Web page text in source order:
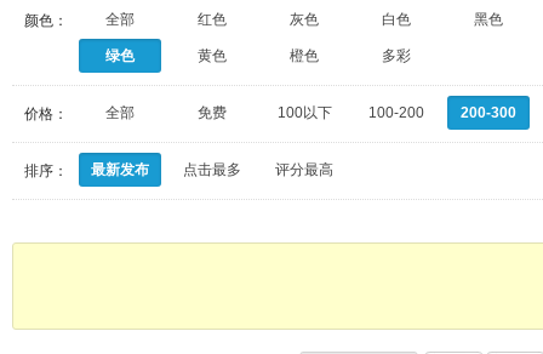
颜色： 全部 红色 灰色 白色 黑色
绿色 黄色 橙色 多彩
价格： 全部 免费 100以下 100-200 200-300
排序： 最新发布 点击最多 评分最高